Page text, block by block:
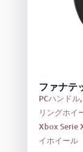
ファナテ
PCハンドル,
リングホイ
Xbox Serie
イホイール